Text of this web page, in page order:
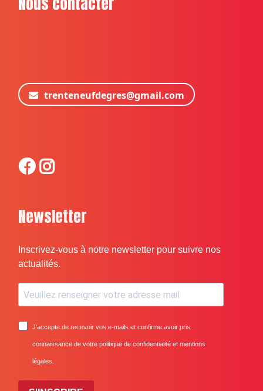
trenteneufdegres@gmail.com
Newsletter
Inscrivez-vous à notre newsletter pour suivre nos
actualités.
J'accepte de recevoir vos e-mails et confirme avoir pris
connaissance de votre politique de confidentialité et mentions
légales.